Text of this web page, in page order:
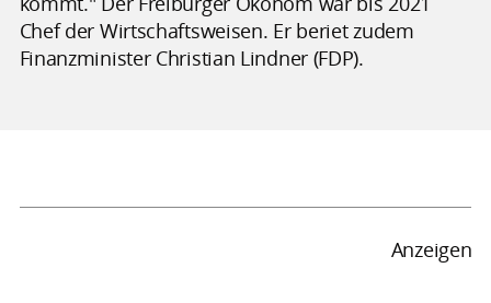
Chef der Wirtschaftsweisen. Er beriet zudem
Finanzminister Christian Lindner (FDP).
Anzeigen